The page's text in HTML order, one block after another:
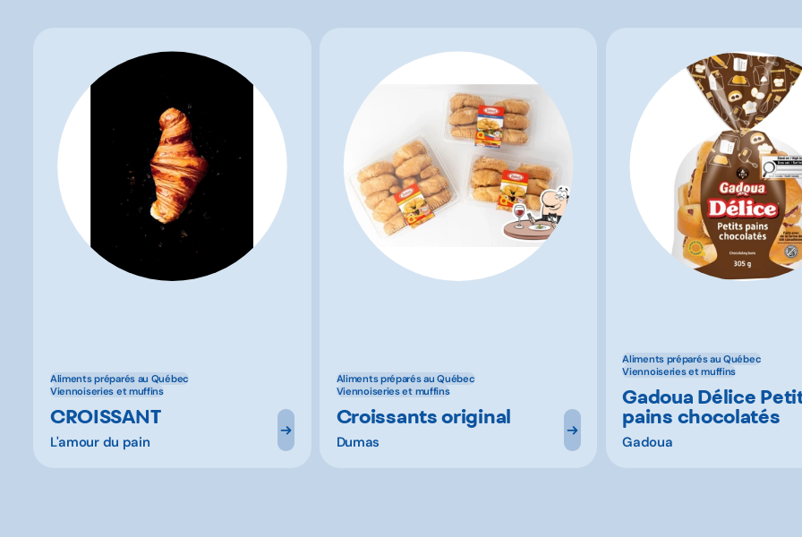
Aliments préparés au Québec
Viennoiseries et muffins
CROISSANT
L'amour du pain
Aliments préparés au Québec
Viennoiseries et muffins
Croissants original
Dumas
Aliments préparés au Québec
Viennoiseries et muffins
Gadoua Délice
pains chocolatés
Gadoua